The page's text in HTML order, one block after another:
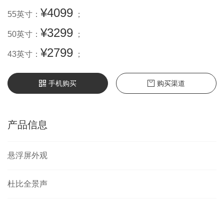
55英寸： ¥4099 ；
50英寸： ¥3299 ；
43英寸： ¥2799 ；
手机购买 购买渠道
产品信息
悬浮屏外观
杜比全景声